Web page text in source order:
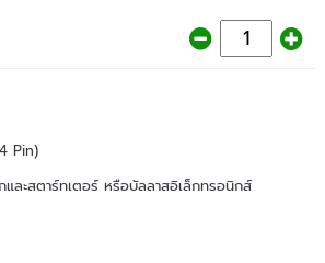
Pin)
ละสตาร์ทเตอร์ หรือบัลลาสอิเล็กทรอนิกส์